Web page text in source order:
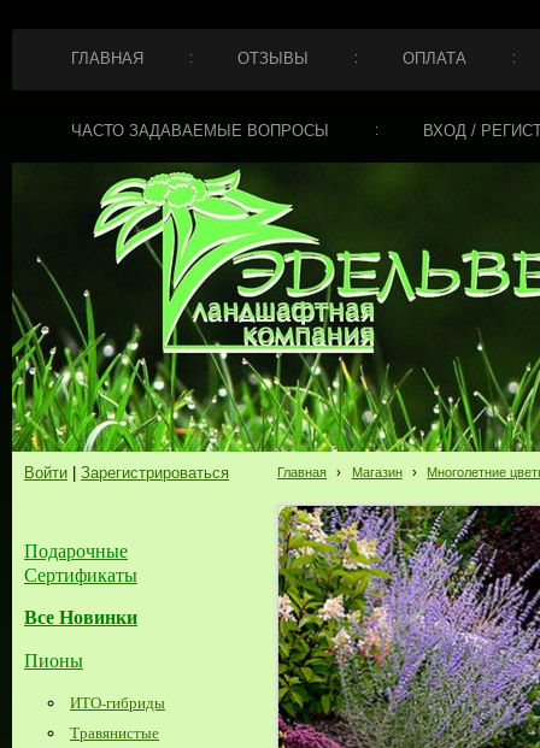
ГЛАВНАЯ ОТЗЫВЫ ОПЛАТА
ЧАСТО ЗАДАВАЕМЫЕ ВОПРОСЫ ВХОД /
Войти Зарегистрироваться
Подарочные
Сертификаты
Все Новинки
Пионы
ИТО-гибриды
Травянистые
Главная › Магазин › Многолетние